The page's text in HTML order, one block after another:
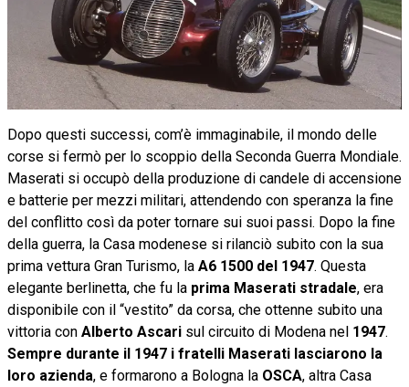
Dopo questi successi, com’è immaginabile, il mondo delle
corse si fermò per lo scoppio della Seconda Guerra Mondiale.
Maserati si occupò della produzione di candele di accensione
e batterie per mezzi militari, attendendo con speranza la fine
del conflitto così da poter tornare sui suoi passi. Dopo la fine
della guerra, la Casa modenese si rilanciò subito con la sua
prima vettura Gran Turismo, la A6 1500 del 1947. Questa
elegante berlinetta, che fu la prima Maserati stradale, era
disponibile con il “vestito” da corsa, che ottenne subito una
vittoria con Alberto Ascari sul circuito di Modena nel 1947.
Sempre durante il 1947 i fratelli Maserati lasciarono la
loro azienda, e formarono a Bologna la OSCA, altra Casa